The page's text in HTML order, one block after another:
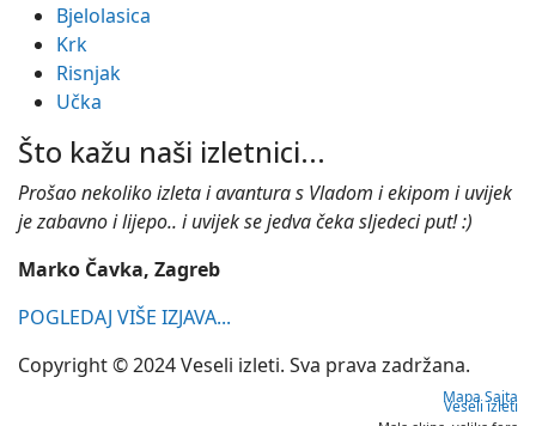
Bjelolasica
Krk
Risnjak
Učka
Što kažu naši izletnici...
Prošao nekoliko izleta i avantura s Vladom i ekipom i uvijek
je zabavno i lijepo.. i uvijek se jedva čeka sljedeci put! :)
Marko Čavka, Zagreb
POGLEDAJ VIŠE IZJAVA...
Copyright © 2024 Veseli izleti. Sva prava zadržana.
Mapa Sajta
Veseli izleti